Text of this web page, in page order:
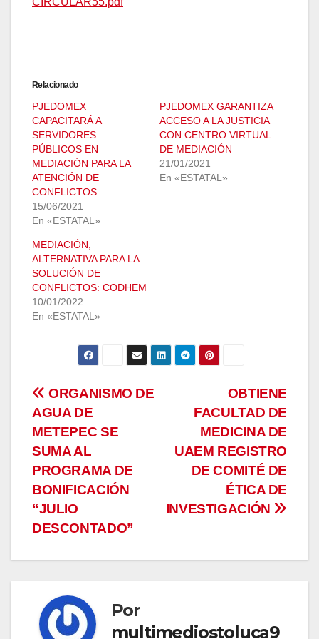
Relacionado
PJEDOMEX
CAPACITARÁ A
SERVIDORES
PÚBLICOS EN
MEDIACIÓN PARA LA
ATENCIÓN DE
CONFLICTOS
15/06/2021
En «ESTATAL»
PJEDOMEX GARANTIZA
ACCESO A LA JUSTICIA
CON CENTRO VIRTUAL
DE MEDIACIÓN
21/01/2021
En «ESTATAL»
MEDIACIÓN,
ALTERNATIVA PARA LA
SOLUCIÓN DE
CONFLICTOS: CODHEM
10/01/2022
En «ESTATAL»
Navegación
de
entradas
OBTIENE
FACULTAD DE
MEDICINA DE
UAEM REGISTRO
DE COMITÉ DE
ÉTICA DE
INVESTIGACIÓN
ORGANISMO DE
AGUA DE
METEPEC SE
SUMA AL
PROGRAMA DE
BONIFICACIÓN
“JULIO
DESCONTADO”
Por
multimediostoluca9